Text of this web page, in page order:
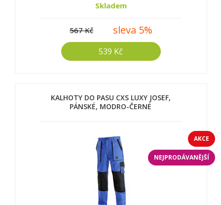
Skladem
567 Kč sleva 5%
539 Kč
AKCE
NEJPRODÁVANĚJŠÍ
KALHOTY DO PASU CXS LUXY JOSEF,
PÁNSKÉ, MODRO-ČERNÉ